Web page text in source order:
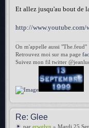
Et allez jusqu'au bout de
http://www.youtube.com/
On m'appelle aussi "The.feud"
Retrouvez moi sur ma page
Suivez mon fil twitter
Re: Glee
par erwelyn » Mardi 25